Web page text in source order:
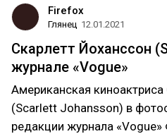
Firefox
Глянец 12.01.2021
Скарлетт Йоханссон
журнале «Vogue»
Американская
(Scarlett Johansson) в
редакции журнала